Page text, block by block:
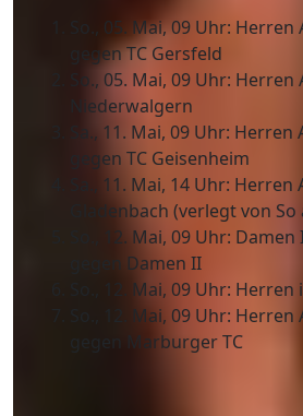
So., 05. Mai, 09 Uhr:
gegen TC Gersfeld
So., 05. Mai, 09 Uhr: Herren
Niederwalgern
Sa., 11. Mai, 09 Uhr:
gegen TC Geisenheim
Sa., 11. Mai, 14 Uhr: Herren
Gladenbach (verlegt von So
So., 12. Mai, 09 Uhr:
gegen Damen II
So., 12. Mai, 09 Uhr:
So., 12. Mai, 09 Uhr:
gegen Marburger TC